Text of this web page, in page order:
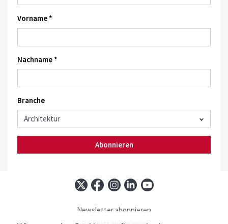
Vorname *
Nachname *
Branche
Abonnieren
Newsletter abonnieren